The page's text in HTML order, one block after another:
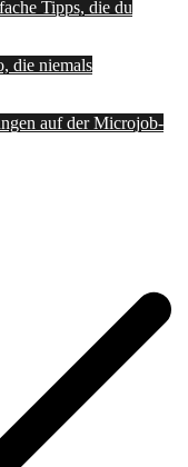
Tipps, die du
die niemals
auf der Microjob-